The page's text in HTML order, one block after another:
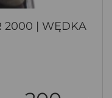
2000 | WĘDKA